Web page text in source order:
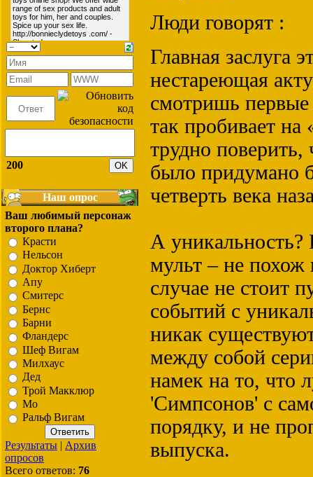
200
Наш опрос
Ваш любимый персонаж
второго плана?
Красти
Нельсон
Доктор Хиберт
Апу
Смитерс
Бернс
Барни
Фландерс
Шеф Вигам
Милхаус
Дед
Трой Макклюр
Мо
Ральф Вигам
Результаты | Архив
опросов
Всего ответов: 76
Люди говорят :
Главная заслуга
нестареющая
смотришь
так пробивает
трудно поверить,
было придумано
четверть века
А
мульт – не
случае не стоит
событий с
никак
между собой
намек на то, что
'Симпсонов' с
порядку, и не
выпуска.